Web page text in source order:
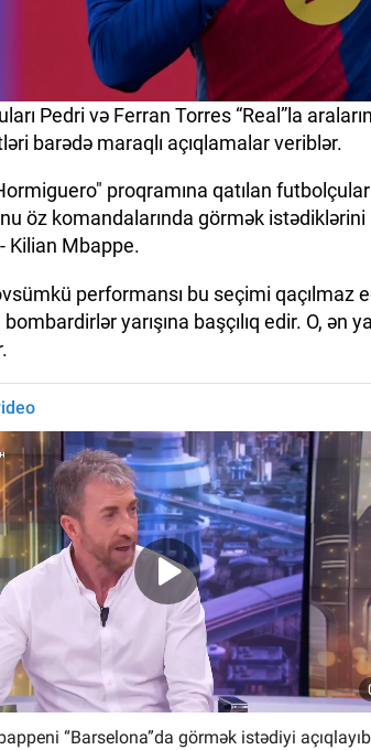
Pedri və Ferran Torres “Real”la
barədə maraqlı açıqlamalar veriblər.
proqramına qatılan futbolçular
öz komandalarında görmək
Kilian Mbappe.
performansı bu seçimi qaçılmaz
yarışına başçılıq edir. O, ən